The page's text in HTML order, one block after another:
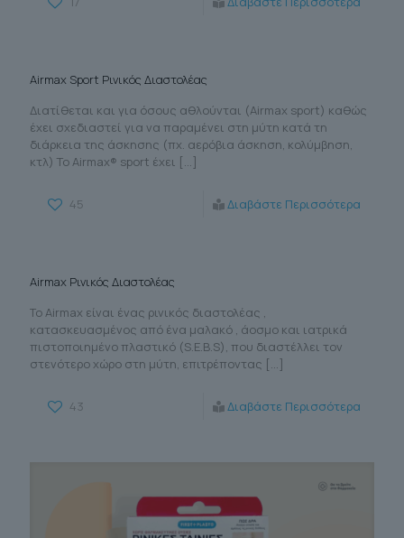
Airmax Sport Ρινικός Διαστολέας
Διατίθεται και για όσους αθλούνται (Airmax sport) καθώς
έχει σχεδιαστεί για να παραμένει στη μύτη κατά τη
διάρκεια της άσκησης (πχ. αερόβια άσκηση, κολύμβηση,
κτλ) To Airmax® sport έχει […]
45 Διαβάστε Περισσότερα
Airmax Ρινικός Διαστολέας
To Αirmax είναι ένας ρινικός διαστολέας ,
κατασκευασμένος από ένα μαλακό , άοσμο και ιατρικά
πιστοποιημένο πλαστικό (S.E.B.S), που διαστέλλει τον
στενότερο χώρο στη μύτη, επιτρέποντας […]
43 Διαβάστε Περισσότερα